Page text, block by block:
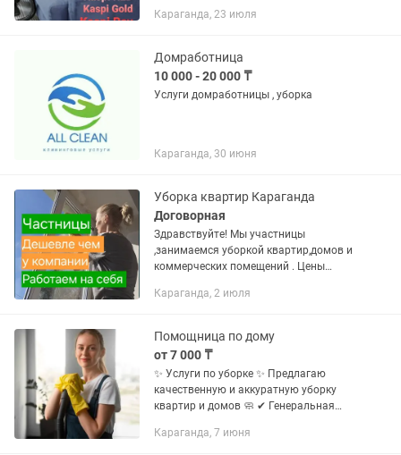
Кресла Кухонные уголки Стулья
Караганда, 23 июля
Домработница
10 000 - 20 000 ₸
Услуги домработницы , уборка
Караганда, 30 июня
Уборка квартир Караганда
Договорная
Здравствуйте! Мы участницы
,занимаемся уборкой квартир,домов и
коммерческих помещений . Цены
порядочны,ответственны и
одна или с...
Караганда, 2 июля
Помощница по дому
от 7 000 ₸
✨ Услуги по уборке ✨ Предлагаю
качественную и аккуратную уборку
квартир и домов 🧼 ✔ Генеральная
Уборка после ремонта ✔ Мытьё окон ✔
Караганда, 7 июня